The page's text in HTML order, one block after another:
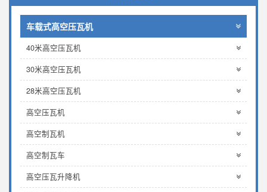
车载式高空压瓦机
40米高空压瓦机
30米高空压瓦机
28米高空压瓦机
高空压瓦机
高空制瓦机
高空制瓦车
高空压瓦升降机